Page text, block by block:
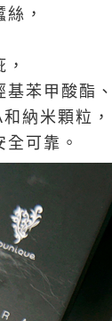
，
苯甲酸酯、
納米顆粒，
可靠。